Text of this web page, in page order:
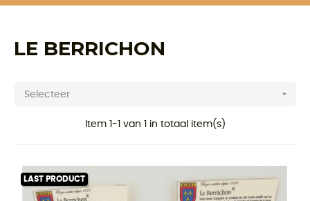
LE BERRICHON
Selecteer 
Item 1-1 van 1 in totaal item(s)
LAST PRODUCT